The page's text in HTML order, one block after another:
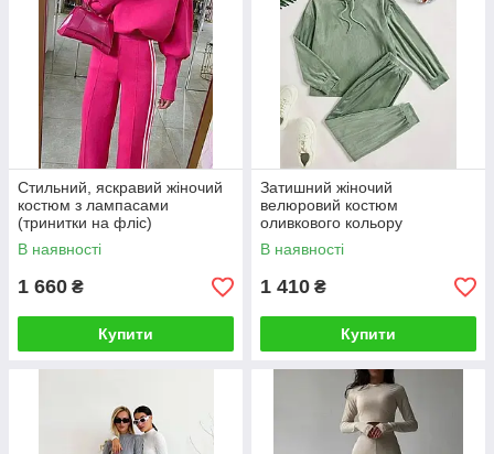
Стильний, яскравий жіночий
костюм з лампасами
(тринитки на фліс)
В наявності
1 660 ₴
Купити
Затишний жіночий
велюровий костюм
оливкового кольору
В наявності
1 410 ₴
Купити